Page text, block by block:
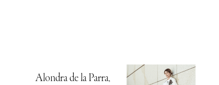
Alondra de la Parra,